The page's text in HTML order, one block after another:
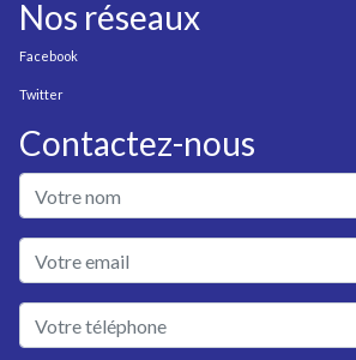
Nos réseaux
Facebook
Twitter
Contactez-nous